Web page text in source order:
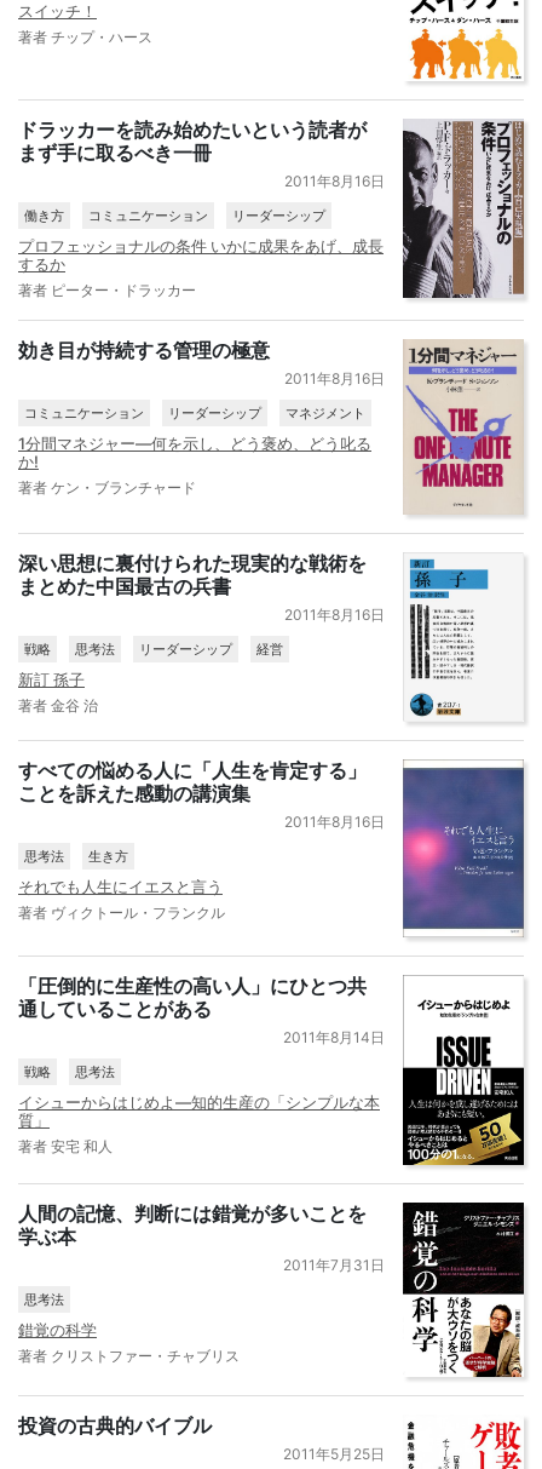
スイッチ！
著者 チップ・ハース
ドラッカーを読み始めたいという読者が
まず手に取るべき一冊
2011年8月16日
働き方 コミュニケーション リーダーシップ
プロフェッショナルの条件 いかに成果をあげ、成長
するか
著者 ピーター・ドラッカー
効き目が持続する管理の極意
2011年8月16日
コミュニケーション リーダーシップ マネジメント
1分間マネジャー―何を示し、どう褒め、どう叱る
か!
著者 ケン・ブランチャード
深い思想に裏付けられた現実的な戦術を
まとめた中国最古の兵書
2011年8月16日
戦略 思考法 リーダーシップ 経営
新訂 孫子
著者 金谷 治
すべての悩める人に「人生を肯定する」
ことを訴えた感動の講演集
2011年8月16日
思考法 生き方
それでも人生にイエスと言う
著者 ヴィクトール・フランクル
「圧倒的に生産性の高い人」にひとつ共
通していることがある
2011年8月14日
戦略 思考法
イシューからはじめよ―知的生産の「シンプルな本
質」
著者 安宅 和人
人間の記憶、判断には錯覚が多いことを
学ぶ本
2011年7月31日
思考法
錯覚の科学
著者 クリストファー・チャブリス
投資の古典的バイブル
2011年5月25日